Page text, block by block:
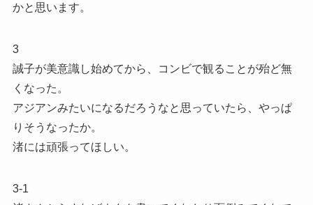
かと思います。
3
誠子が美意識し始めてから、コンビで観ることが殆ど無
くなった。
アジアンみたいになるだろうなと思っていたら、やっぱ
りそうなったか。
渚には頑張ってほしい。
3-1